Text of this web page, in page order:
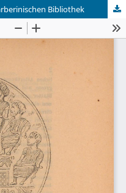
Bibliothek